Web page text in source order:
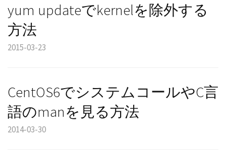
yum updateでkernelを除外する
方法
2015-03-23
CentOS6でシステムコールやC言
語のmanを見る方法
2014-03-30